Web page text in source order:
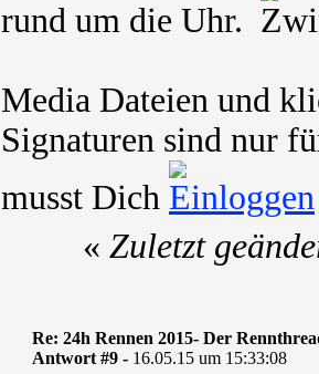
rund um die Uhr.
Media Dateien und
Signaturen sind nur
musst Dich
« Zuletzt
Re: 24h Rennen 2015- Der
Antwort #9 - 16.05.15 um 15:33:08